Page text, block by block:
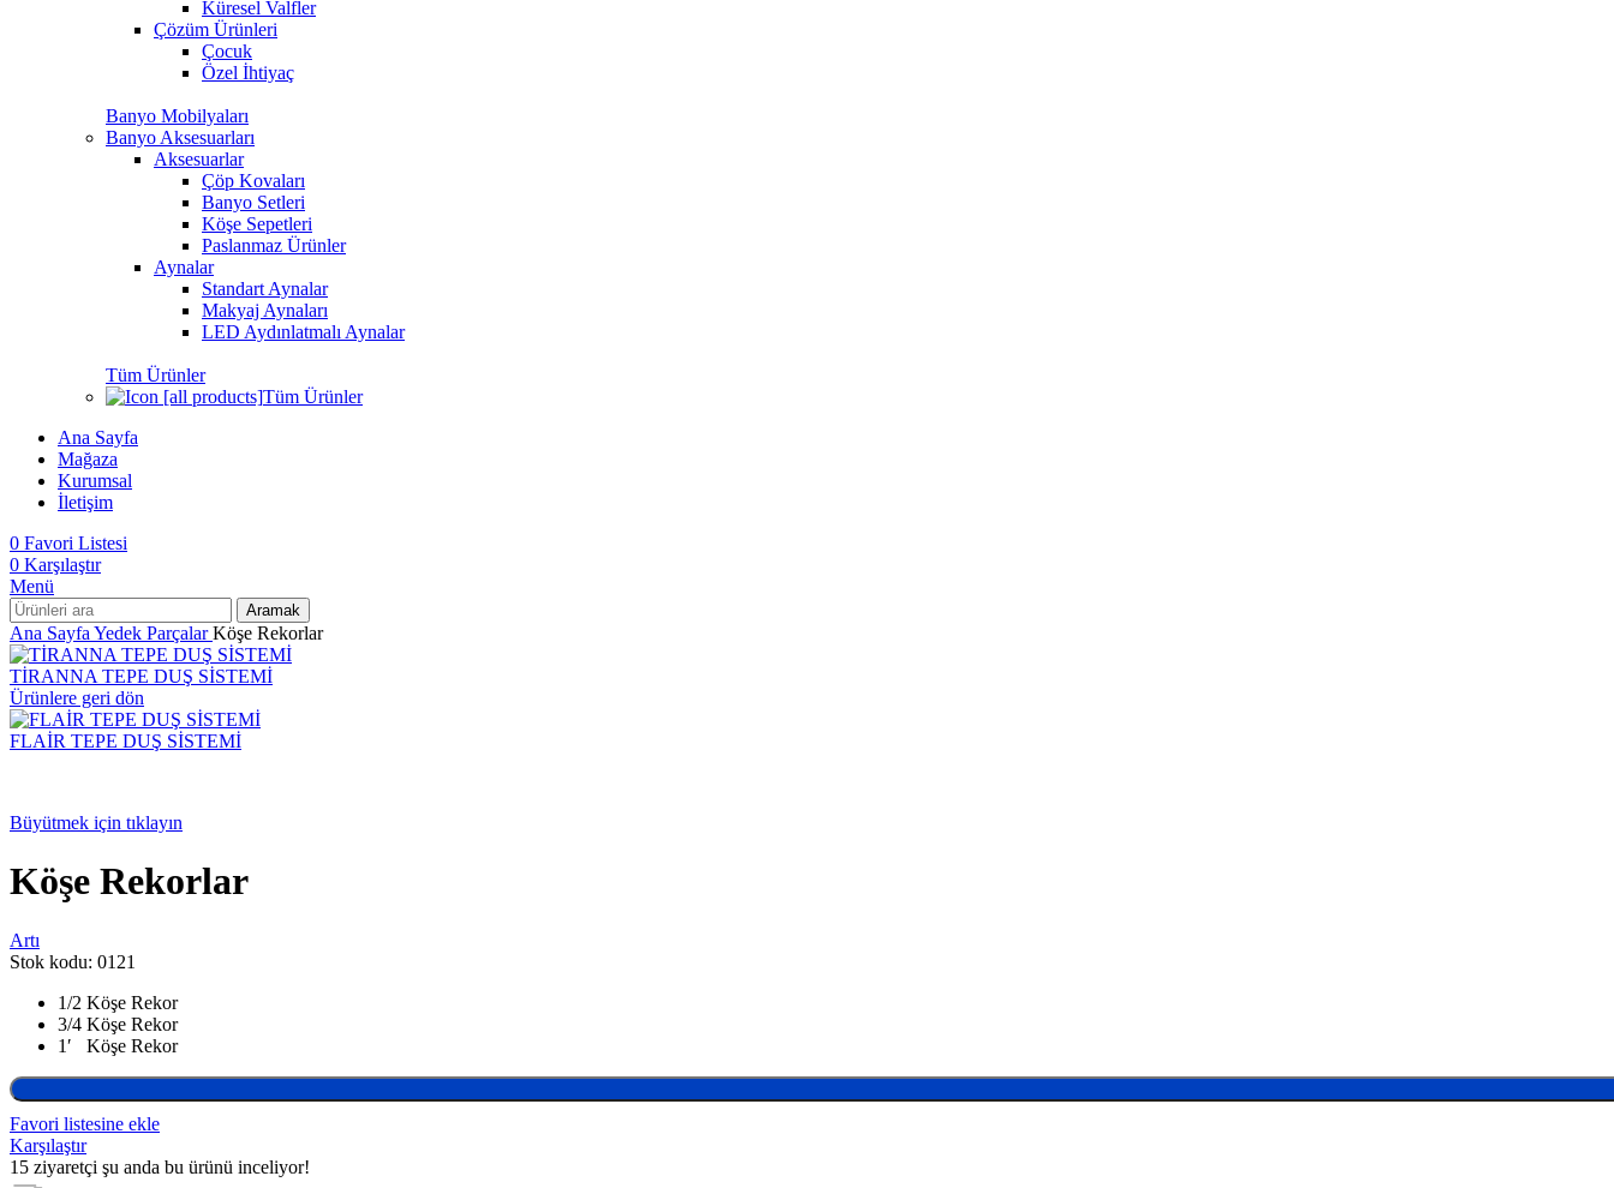
Küresel Valfler
Çözüm Ürünleri
Çocuk
Özel İhtiyaç
Banyo Mobilyaları
Banyo Aksesuarları
Aksesuarlar
Çöp Kovaları
Banyo Setleri
Köşe Sepetleri
Paslanmaz Ürünler
Aynalar
Standart Aynalar
Makyaj Aynaları
LED Aydınlatmalı Aynalar
Tüm Ürünler
Tüm Ürünler
Ana Sayfa
Mağaza
Kurumsal
İletişim
0 Favori Listesi
0 Karşılaştır
Menü
Aramak
Ana Sayfa Yedek ParçalarKöşe Rekorlar
TİRANNA TEPE DUŞ SİSTEMİ
Ürünlere geri dön
FLAİR TEPE DUŞ SİSTEMİ
Büyütmek için tıklayın
Köşe Rekorlar
Artı
Stok kodu: 0121
1/2 Köşe Rekor
3/4 Köşe Rekor
1′ Köşe Rekor
Favori listesine ekle
Karşılaştır
15 ziyaretçi şu anda bu ürünü inceliyor!